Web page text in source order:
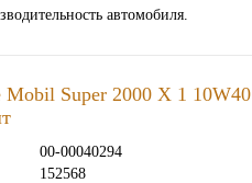
автомобиля.
Super 2000 Х 1 10W40
00-00040294
152568